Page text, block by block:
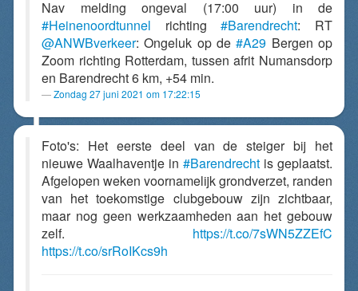
Nav melding ongeval (17:00 uur) in de
#Heinenoordtunnel richting#Barendrecht: RT
@ANWBverkeer: Ongeluk op de#A29 Bergen op
Zoom richting Rotterdam, tussen afrit Numansdorp
en Barendrecht 6 km, +54 min.
Zondag 27 juni 2021 om 17:22:15
Foto's: Het eerste deel van de steiger bij het
nieuwe Waalhaventje in #Barendrecht is geplaatst.
Afgelopen weken voornamelijk grondverzet, randen
van het toekomstige clubgebouw zijn zichtbaar,
maar nog geen werkzaamheden aan het gebouw
zelf. https://t.co/7sWN5ZZEfC
https://t.co/srRoIKcs9h